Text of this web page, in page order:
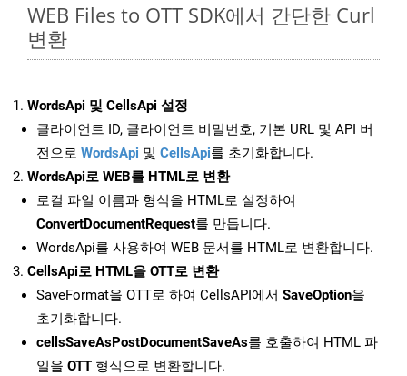
WEB Files to OTT SDK에서 간단한 Curl
변환
WordsApi 및 CellsApi 설정
클라이언트 ID, 클라이언트 비밀번호, 기본 URL 및 API 버
전으로 WordsApi 및 CellsApi를 초기화합니다.
WordsApi로 WEB를 HTML로 변환
로컬 파일 이름과 형식을 HTML로 설정하여
ConvertDocumentRequest를 만듭니다.
WordsApi를 사용하여 WEB 문서를 HTML로 변환합니다.
CellsApi로 HTML을 OTT로 변환
SaveFormat을 OTT로 하여 CellsAPI에서 SaveOption을
초기화합니다.
cellsSaveAsPostDocumentSaveAs를 호출하여 HTML 파
일을 OTT 형식으로 변환합니다.